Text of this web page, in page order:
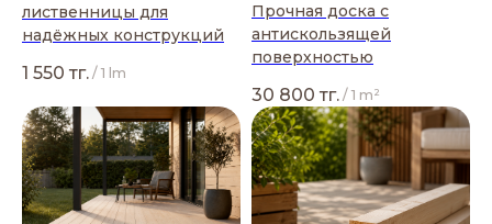
лиственницы для
надёжных конструкций
1 550 тг. / 1 lm
Прочная доска с
антискользящей
поверхностью
30 800 тг. / 1 m²